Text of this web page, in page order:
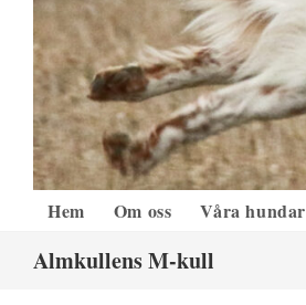
Hem Om oss Våra hundar
Almkullens M-kull